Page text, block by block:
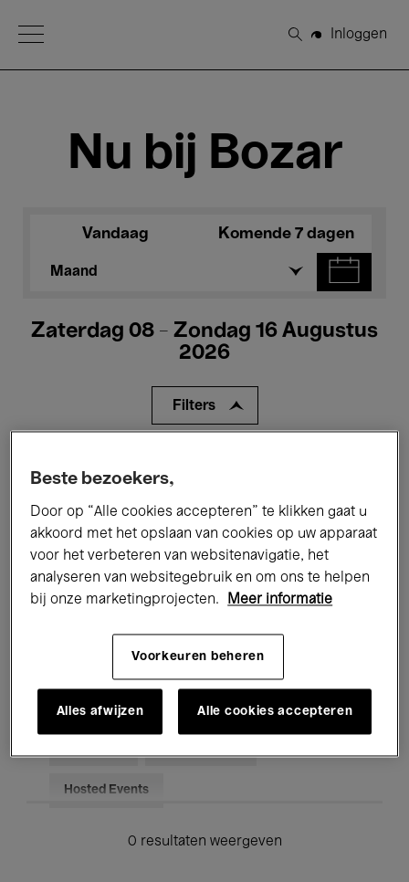
Open Menu
Zoeken
Inloggen
Nu bij Bozar
Vandaag Komende 7 dagen
Maand
Zaterdag 08 - Zondag 16 Augustus
2026
Filters
Tentoonstellingen Films
Performances Lezingen & Debatten
Klassieke Muziek Global Music
Elektronische Muziek
Voor iedereen Kids’ Palace
Hosted Events
0 resultaten weergeven
Beste bezoekers,
Door op “Alle cookies accepteren” te klikken gaat u
akkoord met het opslaan van cookies op uw apparaat
voor het verbeteren van websitenavigatie, het
analyseren van websitegebruik en om ons te helpen
bij onze marketingprojecten.
Meer informatie
Voorkeuren beheren
Alles afwijzen Alle cookies accepteren